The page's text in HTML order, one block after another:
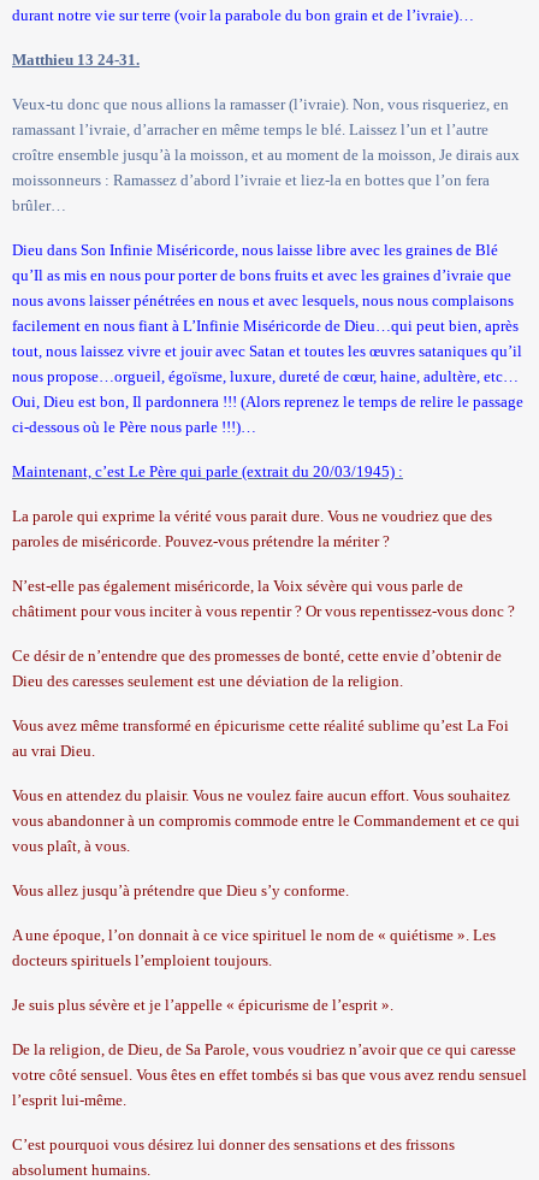
durant notre vie sur terre (voir la parabole du bon grain et de l’ivraie)…
Matthieu 13 24-31.
Veux-tu donc que nous allions la ramasser (l’ivraie). Non, vous risqueriez, en
ramassant l’ivraie, d’arracher en même temps le blé. Laissez l’un et l’autre
croître ensemble jusqu’à la moisson, et au moment de la moisson, Je dirais aux
moissonneurs : Ramassez d’abord l’ivraie et liez-la en bottes que l’on fera
brûler…
Dieu dans Son Infinie Miséricorde, nous laisse libre avec les graines de Blé
qu’Il as mis en nous pour porter de bons fruits et avec les graines d’ivraie que
nous avons laisser pénétrées en nous et avec lesquels, nous nous complaisons
facilement en nous fiant à L’Infinie Miséricorde de Dieu…qui peut bien, après
tout, nous laissez vivre et jouir avec Satan et toutes les œuvres sataniques qu’il
nous propose…orgueil, égoïsme, luxure, dureté de cœur, haine, adultère, etc…
Oui, Dieu est bon, Il pardonnera !!! (Alors reprenez le temps de relire le passage
ci-dessous où le Père nous parle !!!)…
Maintenant, c’est Le Père qui parle (extrait du 20/03/1945) :
La parole qui exprime la vérité vous parait dure. Vous ne voudriez que des
paroles de miséricorde. Pouvez-vous prétendre la mériter ?
N’est-elle pas également miséricorde, la Voix sévère qui vous parle de
châtiment pour vous inciter à vous repentir ? Or vous repentissez-vous donc ?
Ce désir de n’entendre que des promesses de bonté, cette envie d’obtenir de
Dieu des caresses seulement est une déviation de la religion.
Vous avez même transformé en épicurisme cette réalité sublime qu’est La Foi
au vrai Dieu.
Vous en attendez du plaisir. Vous ne voulez faire aucun effort. Vous souhaitez
vous abandonner à un compromis commode entre le Commandement et ce qui
vous plaît, à vous.
Vous allez jusqu’à prétendre que Dieu s’y conforme.
A une époque, l’on donnait à ce vice spirituel le nom de « quiétisme ». Les
docteurs spirituels l’emploient toujours.
Je suis plus sévère et je l’appelle « épicurisme de l’esprit ».
De la religion, de Dieu, de Sa Parole, vous voudriez n’avoir que ce qui caresse
votre côté sensuel. Vous êtes en effet tombés si bas que vous avez rendu sensuel
l’esprit lui-même.
C’est pourquoi vous désirez lui donner des sensations et des frissons
absolument humains.